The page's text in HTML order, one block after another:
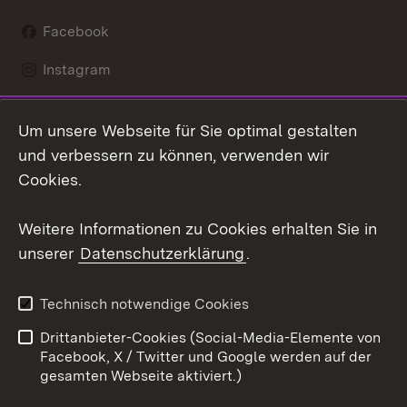
Facebook
Instagram
Social Wall
Youtube
Kontakt
Datenschutz
Barrierefreiheit
Impressum Cookies
Um unsere Webseite für Sie optimal gestalten
und verbessern zu können, verwenden wir
Cookies.
Weitere Informationen zu Cookies erhalten Sie in
unserer Datenschutzerklärung.
Technisch notwendige Cookies
Drittanbieter-Cookies (Social-Media-Elemente von
Facebook, X / Twitter und Google werden auf der
gesamten Webseite aktiviert.)